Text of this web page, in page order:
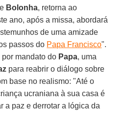
Bolonha, retorna ao
ano, após a missa, abordará
de uma amizade
passos do Papa Francisco".
mandato do Papa, uma
para reabrir o diálogo sobre
base no realismo: "Até o
ucraniana à sua casa é
a paz e derrotar a lógica da